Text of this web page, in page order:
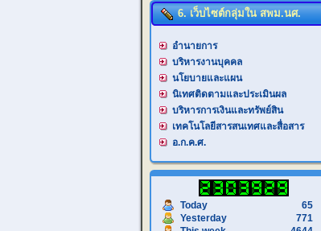
6. เว็บไซต์กลุ่มใน สพม.นศ.
อำนายการ
บริหารงานบุคคล
นโยบายและแผน
นิเทศติดตามและประเมินผล
บริหารการเงินและทรัพย์สิน
เทคโนโลยีสารสนเทศและสื่อสาร
อ.ก.ค.ศ.
Today
65
Yesterday
771